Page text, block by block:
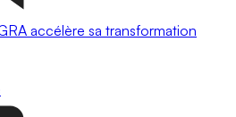
accélère sa transformation